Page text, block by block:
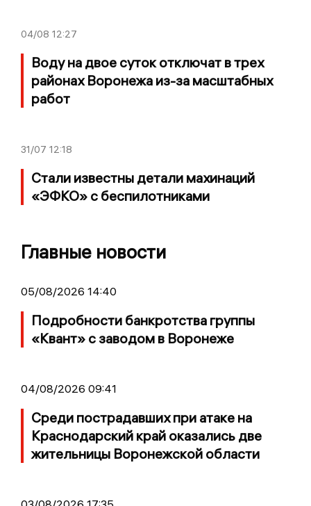
04/08 12:27
Воду на двое суток отключат в трех
районах Воронежа из-за масштабных
работ
31/07 12:18
Стали известны детали махинаций
«ЭФКО» с беспилотниками
Главные новости
05/08/2026 14:40
Подробности банкротства группы
«Квант» с заводом в Воронеже
04/08/2026 09:41
Среди пострадавших при атаке на
Краснодарский край оказались две
жительницы Воронежской области